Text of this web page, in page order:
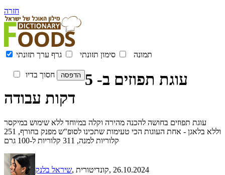
חזרה
תמונה סימון תזונתי גרף ערך תזונתי
חסוך בדיו
עוגת תפוזים ב- 5
דקות עבודה
עוגת תפוזים בחושה להכנה מהירה וקלה במיוחד ללא שימוש במיקסר
וללא בלאגן - אחת העוגות הכי טעימות שתכינו לסופ"ש מפנק בחורף, 251
קלוריות למנה, 311 קלוריות ל-100 גרם
שיראל בלנק , קונדיטורית, 26.10.2024